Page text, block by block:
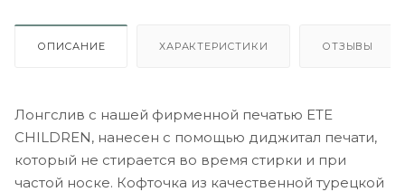
ОПИСАНИЕ ХАРАКТЕРИСТИКИ ОТЗЫВЫ
Лонгслив с нашей фирменной печатью ETE
CHILDREN, нанесен с помощью диджитал печати,
который не стирается во время стирки и при
частой носке. Кофточка из качественной турецкой